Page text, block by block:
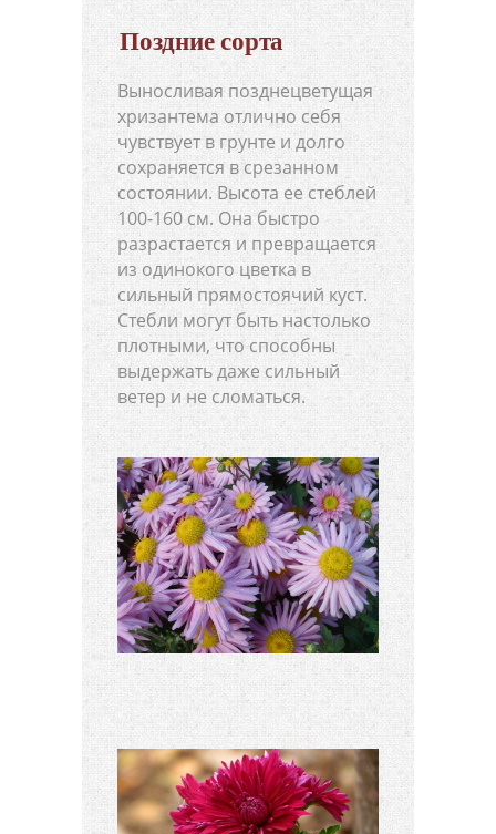
Поздние сорта
Выносливая позднецветущая
хризантема отлично себя
чувствует в грунте и долго
сохраняется в срезанном
состоянии. Высота ее стеблей
100-160 см. Она быстро
разрастается и превращается
из одинокого цветка в
сильный прямостоячий куст.
Стебли могут быть настолько
плотными, что способны
выдержать даже сильный
ветер и не сломаться.